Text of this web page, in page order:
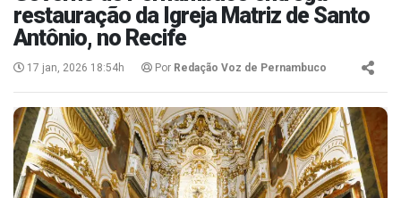
restauração da Igreja Matriz de Santo
Antônio, no Recife
17 jan, 2026 18:54h Por Redação Voz de Pernambuco